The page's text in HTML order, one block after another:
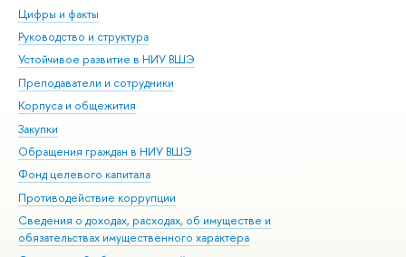
Цифры и факты
Руководство и структура
Устойчивое развитие в НИУ ВШЭ
Преподаватели и сотрудники
Корпуса и общежития
Закупки
Обращения граждан в НИУ ВШЭ
Фонд целевого капитала
Противодействие коррупции
Сведения о доходах, расходах, об имуществе и
обязательствах имущественного характера